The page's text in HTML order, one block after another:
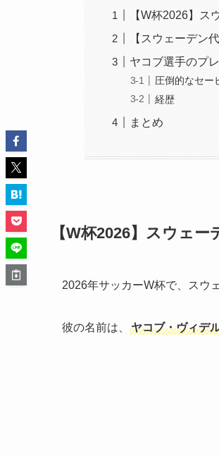
【W杯2026】ス
【スウェーデン
ヤコブ選手のプ
圧倒的なセー
経歴
まとめ
【W杯2026】スウェ
2026年サッカーW杯で、スウ
彼の名前は、 ヤコブ・ヴィデ